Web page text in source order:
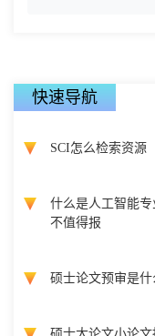
快速导航
SCI怎么检索资源
什么是人工智能
不值得报
硕士论文预审是